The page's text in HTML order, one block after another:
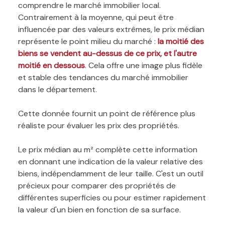
comprendre le marché immobilier local.
Contrairement à la moyenne, qui peut être
influencée par des valeurs extrêmes, le prix médian
représente le point milieu du marché : la moitié des
biens se vendent au-dessus de ce prix, et l'autre
moitié en dessous. Cela offre une image plus fidèle
et stable des tendances du marché immobilier
dans le département.
Cette donnée fournit un point de référence plus
réaliste pour évaluer les prix des propriétés.
Le prix médian au m² complète cette information
en donnant une indication de la valeur relative des
biens, indépendamment de leur taille. C'est un outil
précieux pour comparer des propriétés de
différentes superficies ou pour estimer rapidement
la valeur d'un bien en fonction de sa surface.